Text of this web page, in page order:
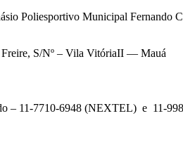
Poliesportivo Municipal Fernando
Freire, S/Nº – Vila VitóriaII — Mauá
– 11-7710-6948 (NEXTEL) e 11-